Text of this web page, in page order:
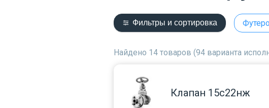
Фильтры и сортировка
Найдено 14 товаров (94 варианта
Клапан 15с22нж